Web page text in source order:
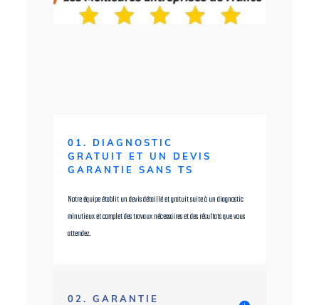
01. DIAGNOSTIC
GRATUIT ET UN DEVIS
GARANTIE SANS TS
Notre équipe établit un devis détaillé et gratuit suite à un diagnostic
minutieux et complet des travaux nécessaires et des résultats que vous
attendez.
02. GARANTIE